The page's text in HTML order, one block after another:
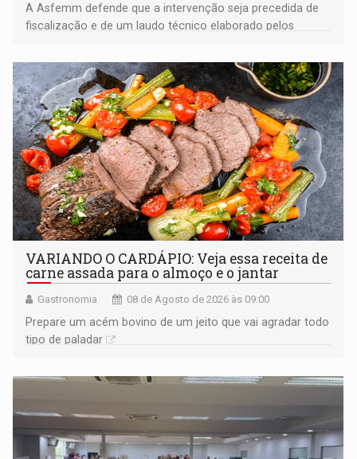
A Asfemm defende que a intervenção seja precedida de
fiscalização e de um laudo técnico elaborado pelos
VARIANDO O CARDÁPIO: Veja essa receita de
carne assada para o almoço e o jantar
Gastronomia 08 de Agosto de 2026 às 09:00
Prepare um acém bovino de um jeito que vai agradar todo
tipo de paladar